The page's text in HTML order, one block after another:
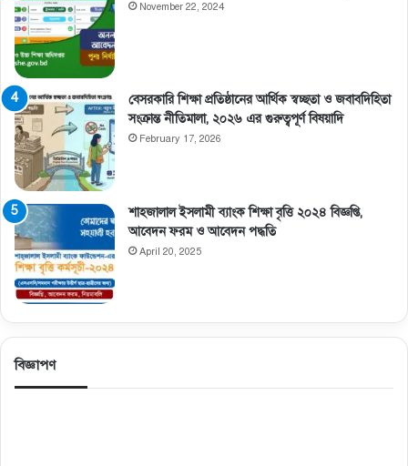
November 22, 2024
বেসরকারি শিক্ষা প্রতিষ্ঠানের আর্থিক স্বচ্ছতা ও জবাবদিহিতা
সংক্রান্ত নীতিমালা, ২০২৬ এর গুরুত্বপূর্ণ বিষয়াদি
February 17, 2026
শাহজালাল ইসলামী ব্যাংক শিক্ষা বৃত্তি ২০২৪ বিজ্ঞপ্তি,
আবেদন ফরম ও আবেদন পদ্ধতি
April 20, 2025
বিজ্ঞাপণ